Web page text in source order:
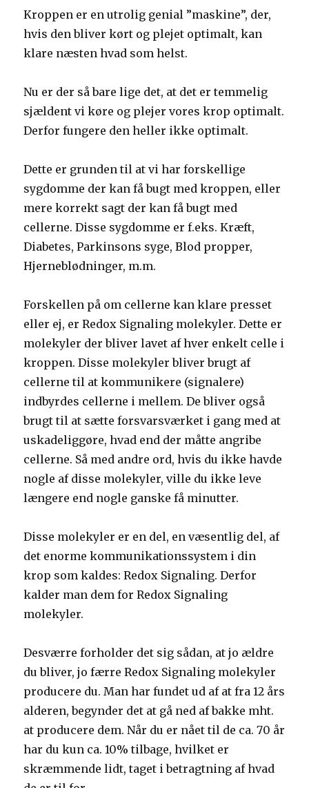
Kroppen er en utrolig genial ”maskine”, der,
hvis den bliver kørt og plejet optimalt, kan
klare næsten hvad som helst.
Nu er der så bare lige det, at det er temmelig
sjældent vi køre og plejer vores krop optimalt.
Derfor fungere den heller ikke optimalt.
Dette er grunden til at vi har forskellige
sygdomme der kan få bugt med kroppen, eller
mere korrekt sagt der kan få bugt med
cellerne. Disse sygdomme er f.eks. Kræft,
Diabetes, Parkinsons syge, Blod propper,
Hjerneblødninger, m.m.
Forskellen på om cellerne kan klare presset
eller ej, er Redox Signaling molekyler. Dette er
molekyler der bliver lavet af hver enkelt celle i
kroppen. Disse molekyler bliver brugt af
cellerne til at kommunikere (signalere)
indbyrdes cellerne i mellem. De bliver også
brugt til at sætte forsvarsværket i gang med at
uskadeliggøre, hvad end der måtte angribe
cellerne. Så med andre ord, hvis du ikke havde
nogle af disse molekyler, ville du ikke leve
længere end nogle ganske få minutter.
Disse molekyler er en del, en væsentlig del, af
det enorme kommunikationssystem i din
krop som kaldes: Redox Signaling. Derfor
kalder man dem for Redox Signaling
molekyler.
Desværre forholder det sig sådan, at jo ældre
du bliver, jo færre Redox Signaling molekyler
producere du. Man har fundet ud af at fra 12 års
alderen, begynder det at gå ned af bakke mht.
at producere dem. Når du er nået til de ca. 70 år
har du kun ca. 10% tilbage, hvilket er
skræmmende lidt, taget i betragtning af hvad